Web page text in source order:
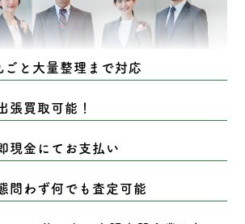
ごと大量整理まで対応
張買取可能！
現金にてお支払い
問わず何でも査定可能